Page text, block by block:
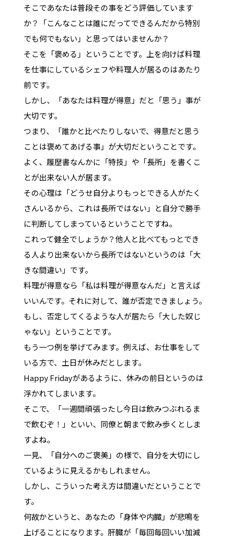
そこであなたは普段その事をどう評価しています
か？「こんなことは誰にだってできるんだから特別
でも何でもない」と思ってはいませんか？
そこを「褒める」ということです。上を向けば料理
を仕事にしているシェフや料理人が居るのはあたり
前です。
しかし、「あなたは料理が得意」だと「思う」事が
大切です。
つまり、「誰かと比べたりしないで、得意だと思う
ことは褒めてあげる事」が大切だということです。
よく、履歴書なんかに「特技」や「長所」を書くこ
とが出来ない人が居ます。
その心理は「どうせ自分よりもっとできる人がたく
さんいるから、これは長所ではない」と自分で勝手
に判断してしまっているということですね。
これって健全でしょうか？他人と比べてもっとでき
る人より出来ないから長所ではないというのは「大
きな間違い」です。
料理が得意なら「私は料理が得意なんだ」と言えば
いいんです。それに対して、誰が否定できましょう。
もし、否定してくるような人が居たら「大した奴じ
ゃない」ということです。
もう一つ例を挙げてみます。例えば、お仕事をして
いる方で、土日が休みだとします。
Happy Fridayがあるように、休みの前日というのは
浮かれてしまいます。
そこで、「一週間頑張ったし今日は飲みつぶれるま
で飲むぞ！」といい、同僚と朝まで飲み歩くとしま
すよね。
一見、「自分へのご褒美」の様で、自分を大切にし
ているように見えるかもしれません。
しかし、こういった考え方は間違いだということで
す。
何故かというと、あなたの「身体や内臓」が悲鳴を
上げることになります。肝臓が「毎回毎回いい加減